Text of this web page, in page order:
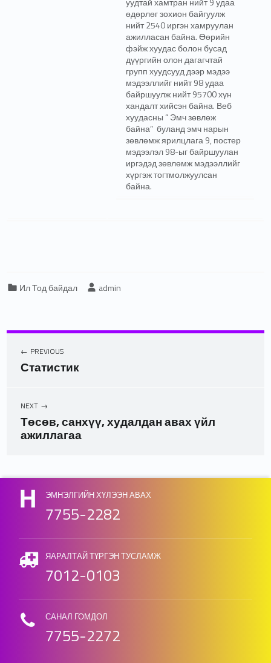
өдөрлөг зохион байгуулж
нийт 2540 иргэн хамруулан
ажилласан байна. Өөрийн
фэйж хуудас болон бусад
дүүргийн олон дагагчтай
групп хуудсууд дээр мэдээ
мэдээллийг нийт 98 удаа
байршуулж нийт 95700 хүн
хандалт хийсэн байна. Веб
хуудасны “ Эмч зөвлөж
байна” буланд эмч нарын
зөвлөмж ярилцлага 9, постер
мэдээлэл 98-ыг байршуулан
иргэдэд зөвлөмж мэдээллийг
хүргэж тогтмолжуулсан
байна.
Categorized in:
Ил Тод байдал Written by:
admin
PREVIOUS
Статистик
NEXT
Төсөв, санхүү, худалдан авах үйл
ажиллагаа
ЭМНЭЛГИЙН ХҮЛЭЭН АВАХ
7755-2282
ЯАРАЛТАЙ ТҮРГЭН ТУСЛАМЖ
7012-0103
САНАЛ ГОМДОЛ
7755-2272